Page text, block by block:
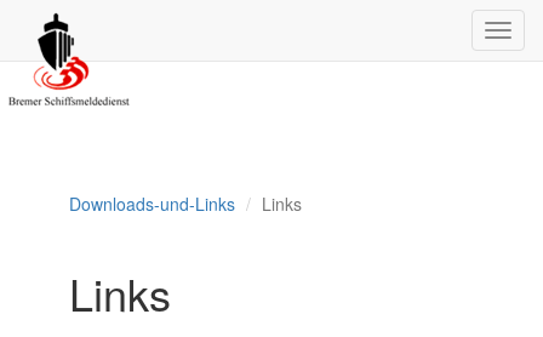
Aktuelle Infos
Downloads-und-Links Links
Links